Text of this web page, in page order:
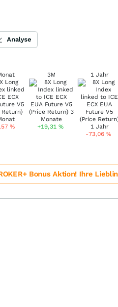
Analyse
%
3M
+19,31%
1 Jahr
-73,06%
Bonus Aktion! Ihre